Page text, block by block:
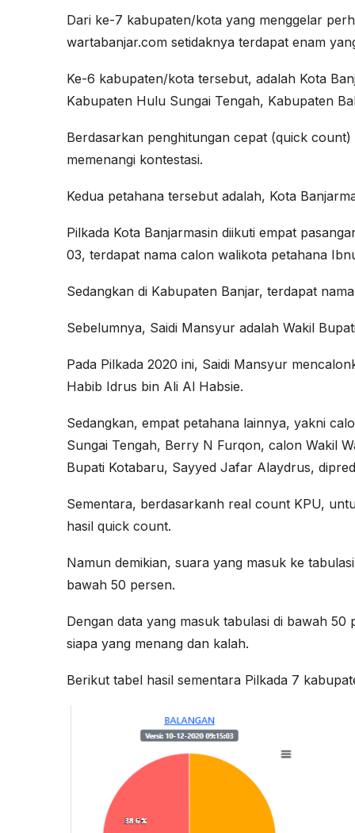
Dari ke-7 kabupaten/kota yang menggelar
wartabanjar.com setidaknya terdapat enam
Ke-6 kabupaten/kota tersebut, adalah Kota
Kabupaten Hulu Sungai Tengah, Kabupaten
Berdasarkan penghitungan cepat (quick
memenangi kontestasi.
Kedua petahana tersebut adalah, Kota
Pilkada Kota Banjarmasin diikuti empat
03, terdapat nama calon walikota petahana
Sedangkan di Kabupaten Banjar, terdapat
Sebelumnya, Saidi Mansyur adalah Wakil
Pada Pilkada 2020 ini, Saidi Mansyur
Habib Idrus bin Ali Al Habsie.
Sedangkan, empat petahana lainnya, yakni
Sungai Tengah, Berry N Furqon, calon Wakil
Bupati Kotabaru, Sayyed Jafar Alaydrus,
Sementara, berdasarkanh real count KPU,
hasil quick count.
Namun demikian, suara yang masuk ke
bawah 50 persen.
Dengan data yang masuk tabulasi di bawah
siapa yang menang dan kalah.
Berikut tabel hasil sementara Pilkada 7